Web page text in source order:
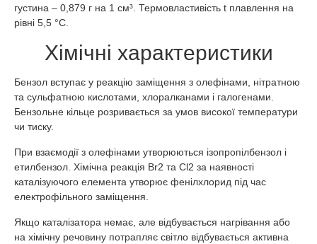
густина – 0,879 г на 1 см³. Термовластивість t плавлення на
рівні 5,5 °C.
Хімічні характеристики
Бензол вступає у реакцію заміщення з олефінами, нітратною
та сульфатною кислотами, хлоралканами і галогенами.
Бензольне кільце розривається за умов високої температури
чи тиску.
При взаємодії з олефінами утворюються ізопропілбензол і
етилбензол. Хімічна реакція Br2 та Cl2 за наявності
каталізуючого елемента утворює фенілхлорид під час
електрофільного заміщення.
Якщо каталізатора немає, але відбувається нагрівання або
на хімічну речовину потрапляє світло відбувається активна